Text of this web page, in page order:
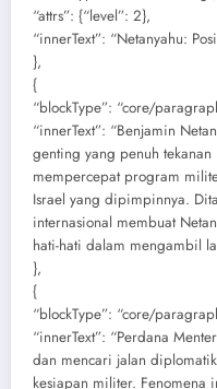
“attrs”: {“level”: 2},
“innerText”: “Netanyahu:
},
{
“blockType”: “core/
“innerText”: “Benjamin
genting yang penuh
mempercepat program
Israel yang dipimpinnya.
internasional membuat
hati-hati dalam mengambil
},
{
“blockType”: “core/
“innerText”: “Perdana
dan mencari jalan
kesiapan militer. Fenomena